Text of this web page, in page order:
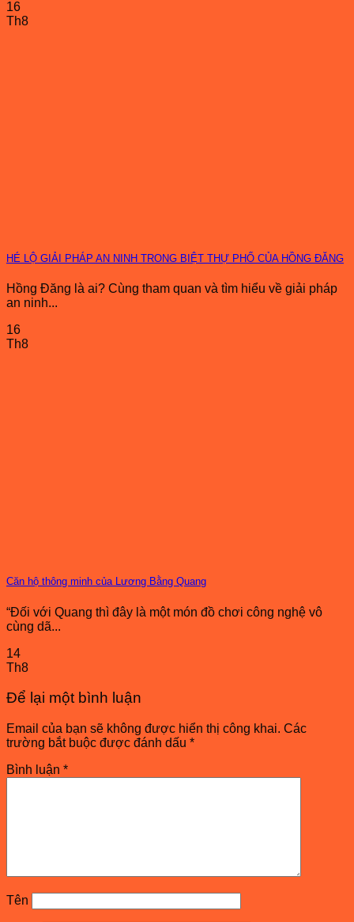
16
Th8
HÉ LỘ GIẢI PHÁP AN NINH TRONG BIỆT THỰ PHỐ CỦA HỒNG ĐĂNG
Hồng Đăng là ai? Cùng tham quan và tìm hiểu về giải pháp
an ninh...
16
Th8
Căn hộ thông minh của Lương Bằng Quang
“Đối với Quang thì đây là một món đồ chơi công nghệ vô
cùng dã...
14
Th8
Để lại một bình luận
Email của bạn sẽ không được hiển thị công khai. Các
trường bắt buộc được đánh dấu *
Bình luận *
Tên